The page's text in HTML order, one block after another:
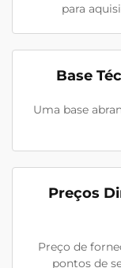
para
Base
Uma base
Preços
Preço de
pontos de